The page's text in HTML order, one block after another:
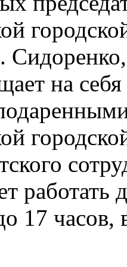
на
17